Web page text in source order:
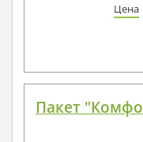
Цена
Пакет